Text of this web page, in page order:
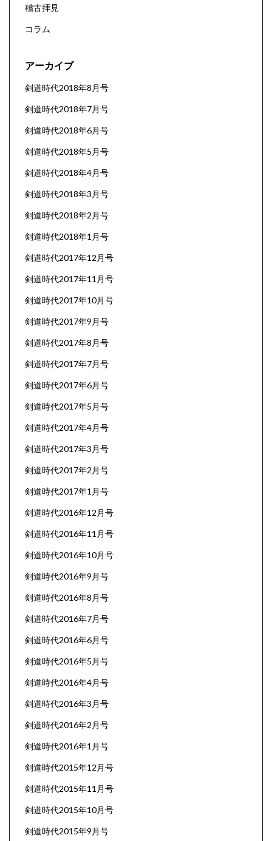
稽古拝見
コラム
アーカイブ
剣道時代2018年8月号
剣道時代2018年7月号
剣道時代2018年6月号
剣道時代2018年5月号
剣道時代2018年4月号
剣道時代2018年3月号
剣道時代2018年2月号
剣道時代2018年1月号
剣道時代2017年12月号
剣道時代2017年11月号
剣道時代2017年10月号
剣道時代2017年9月号
剣道時代2017年8月号
剣道時代2017年7月号
剣道時代2017年6月号
剣道時代2017年5月号
剣道時代2017年4月号
剣道時代2017年3月号
剣道時代2017年2月号
剣道時代2017年1月号
剣道時代2016年12月号
剣道時代2016年11月号
剣道時代2016年10月号
剣道時代2016年9月号
剣道時代2016年8月号
剣道時代2016年7月号
剣道時代2016年6月号
剣道時代2016年5月号
剣道時代2016年4月号
剣道時代2016年3月号
剣道時代2016年2月号
剣道時代2016年1月号
剣道時代2015年12月号
剣道時代2015年11月号
剣道時代2015年10月号
剣道時代2015年9月号